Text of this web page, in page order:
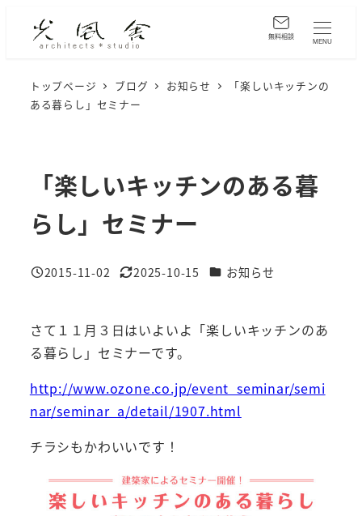
MENU
トップページ ブログ お知らせ
「楽しいキッチンの
ある暮らし」セミナー
「楽しいキッチンのある暮
らし」セミナー
投稿日
2015-11-02
更新日
2025-10-15 カテゴリー
お知らせ
さて１１月３日はいよいよ「楽しいキッチンのあ
る暮らし」セミナーです。
http://www.ozone.co.jp/event_seminar/semi
nar/seminar_a/detail/1907.html
チラシもかわいいです！
無料相談